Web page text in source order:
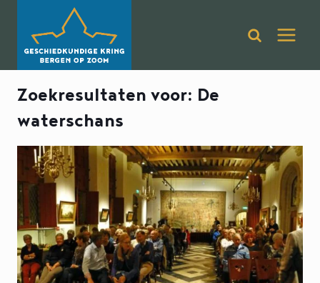
inhoud
Zoekresultaten voor: De
waterschans